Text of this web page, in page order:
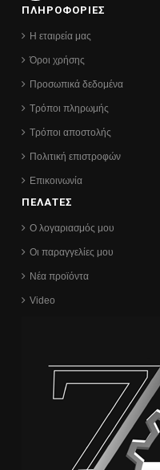
ΠΛΗΡΟΦΟΡΙΕΣ
Η εταιρεία μας
Όροι χρήσης
Προσωπικά δεδομένα
Τρόποι πληρωμής
Τρόποι αποστολής
Πολιτική επιστροφών
Επικοινωνία
ΠΕΛΑΤΕΣ
Ο λογαριασμός μου
Οι παραγγελίες μου
Νέα προϊόντα
Video